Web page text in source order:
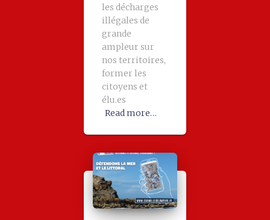
les décharges
illégales de
grande
ampleur sur
nos territoires,
former les
citoyens et
élu.es
Read more…